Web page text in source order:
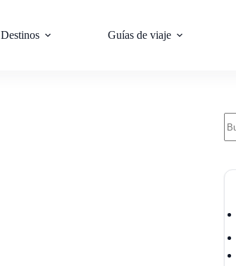
Destinos Guías de viaje